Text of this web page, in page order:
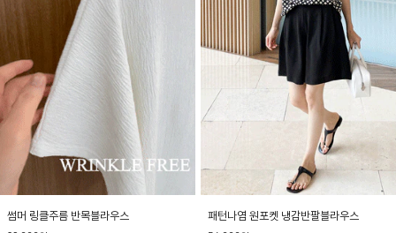
썸머 링클주름 반목블라우스 패턴나염 원포켓 냉감반팔블라우스